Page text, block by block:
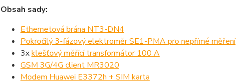
Obsah sady:
Ethernetová brána NT3-DN4
Pokročilý 3-fázový elektroměr SE1-PMA pro nepřímé měření
3xklešťový měřící transformátor 100 A
GSM 3G/4G client MR3020
Modem Huawei E3372h + SIM karta